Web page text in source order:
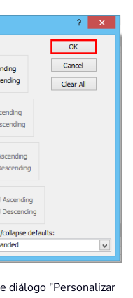
diálogo "Personalizar